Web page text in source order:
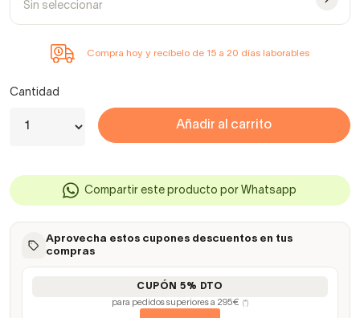
Sin seleccionar
Compra hoy y recíbelo de 15 a 20 días laborables
Cantidad
Añadir al carrito
Compartir este producto por Whatsapp
Aprovecha estos cupones descuentos en tus
compras
CUPÓN 5% DTO
para pedidos superiores a 295€ (*)